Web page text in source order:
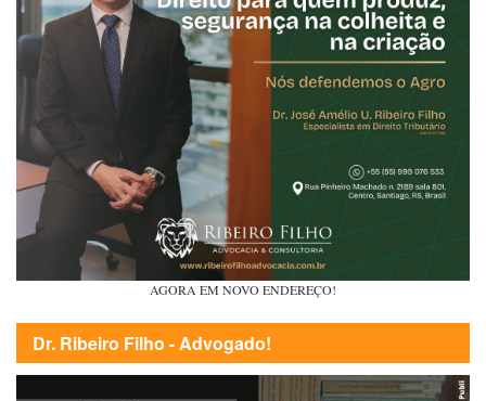
AGORA EM NOVO ENDEREÇO!
Dr. Ribeiro Filho - Advogado!